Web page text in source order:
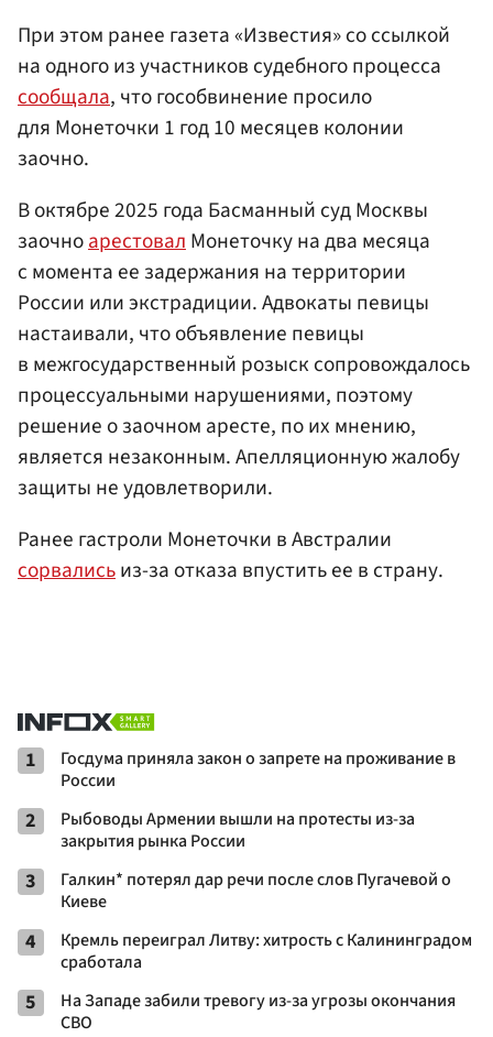
При этом ранее газета «Известия» со ссылкой
на одного из участников судебного процесса
сообщала, что гособвинение просило
для Монеточки 1 год 10 месяцев колонии
заочно.
В октябре 2025 года Басманный суд Москвы
заочноарестовалМонеточку на два месяца
с момента ее задержания на территории
России или экстрадиции. Адвокаты певицы
настаивали, что объявление певицы
в межгосударственный розыск сопровождалось
процессуальными нарушениями, поэтому
решение о заочном аресте, по их мнению,
является незаконным. Апелляционную жалобу
защиты не удовлетворили.
Ранее гастроли Монеточки в Австралии
сорвалисьиз-за отказа впустить ее в страну.
1
Госдума приняла закон о запрете на проживание в
России
2
Рыбоводы Армении вышли на протесты из-за
закрытия рынка России
3
Галкин* потерял дар речи после слов Пугачевой о
Киеве
4
Кремль переиграл Литву: хитрость с Калининградом
сработала
5
На Западе забили тревогу из-за угрозы окончания
СВО